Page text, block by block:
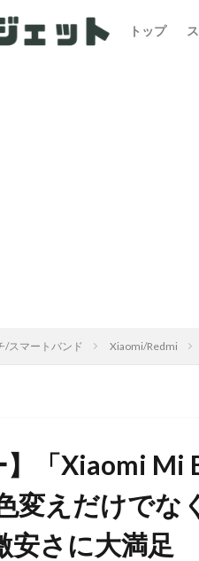
トップ
/スマートバンド Xiaomi/Redmi
】「Xiaomi
変えだけでな
安さに大満足